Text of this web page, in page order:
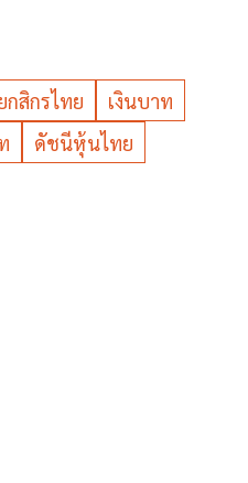
กสิกรไทย
เงินบาท
ดัชนีหุ้นไทย